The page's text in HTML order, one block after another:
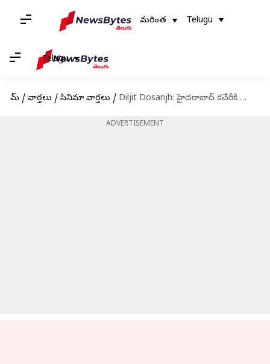
మరింత Telugu
Telugu
హోమ్ / వార్తలు / సినిమా వార్తలు / Diljit Dosanjh: హైదరాబాద్ కచేరీకి ముందు దిల్జిత్ దోసాంజ్‌కి తెలంగాణ ప్రభుత్వం నోటీసు
ADVERTISEMENT